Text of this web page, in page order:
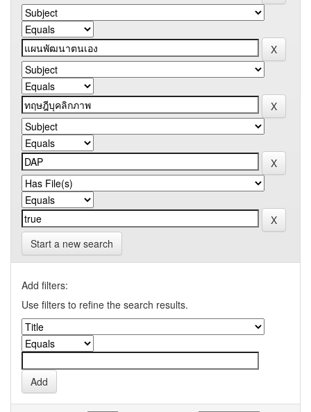
Start a new search
Add filters:
Use filters to refine the search results.